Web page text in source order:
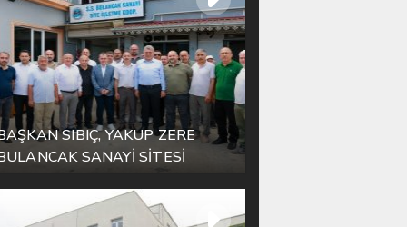
SIBIÇ, YAKUP ZERE
SANAYİ SİTESİ